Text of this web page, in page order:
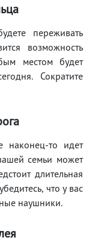
переживать
возможность
местом будет
Сократите
наконец-то идет
семьи может
длительная
что у вас
наушники.